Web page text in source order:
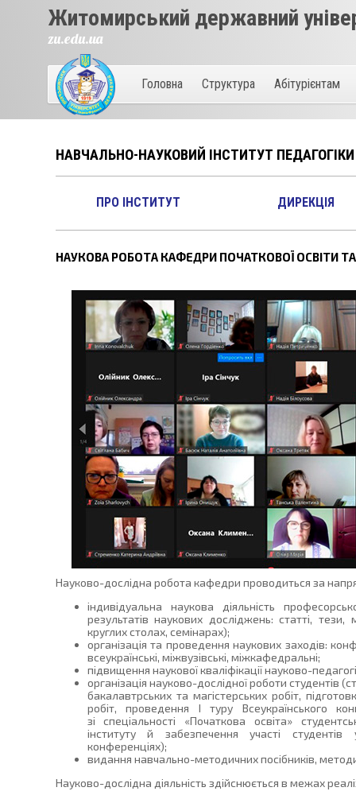
Житомирський державний
zu.edu.ua
Головна Структура Абітурієнтам
НАВЧАЛЬНО-НАУКОВИЙ ІНСТИТУТ ПЕДАГОГІКИ
ПРО ІНСТИТУТ ДИРЕКЦІЯ
НАУКОВА РОБОТА КАФЕДРИ ПОЧАТКОВОЇ ОСВІТИ
Науково-дослідна робота кафедри проводиться за
індивідуальна наукова діяльність
результатів наукових досліджень: статті,
круглих столах, семінарах);
організація та проведення наукових заходів:
всеукраїнські, міжвузівські, міжкафедральні;
підвищення наукової кваліфікації науково-
організація науково-дослідної роботи студентів
бакалавтрських та магістерських робіт,
робіт, проведення І туру Всеукраїнського
зі спеціальності «Початкова освіта»
інституту й забезпечення участі
конференціях);
видання навчально-методичних посібників,
Науково-дослідна діяльність здійснюється в межах